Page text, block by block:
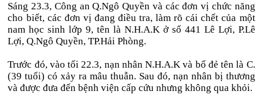
Sáng 23.3, Công an Q.Ngô Quyền và các đơn vị chức năng
cho biết, các đơn vị đang điều tra, làm rõ cái chết của một
nam học sinh lớp 9, tên là N.H.A.K ở số 441 Lê Lợi, P.Lê
Lợi, Q.Ngô Quyền, TP.Hải Phòng.
Trước đó, vào tối 22.3, nạn nhân N.H.A.K và bố đẻ tên là C.
(39 tuổi) có xảy ra mâu thuẫn. Sau đó, nạn nhân bị thương
và được đưa đến bệnh viện cấp cứu nhưng không qua khỏi.